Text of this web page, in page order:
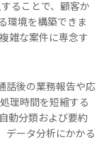
ることで、顧客か
環境を構築できま
雑な案件に専念す
話後の業務報告や応
理時間を短縮する
動分類および要約
データ分析にかかる